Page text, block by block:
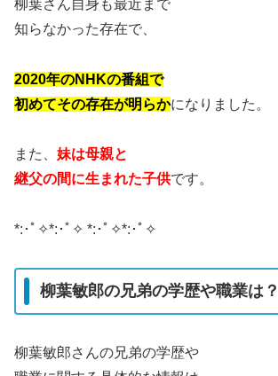
柳葉さん自身も最近まで
知らなかった存在で、
2020年のNHKの番組で
初めてその存在が明らかになりました。
また、 妹は母親と
継父の間に生まれた子供です。
*:･ﾟ✧*:･ﾟ✧ *:･ﾟ✧*:･ﾟ✧
柳葉敏郎の兄弟の学歴や職業は？
柳葉敏郎さんの兄弟の学歴や